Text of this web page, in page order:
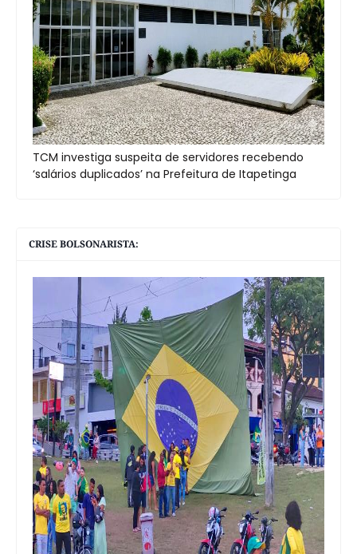
TCM investiga suspeita de servidores recebendo
‘salários duplicados’ na Prefeitura de Itapetinga
CRISE BOLSONARISTA: